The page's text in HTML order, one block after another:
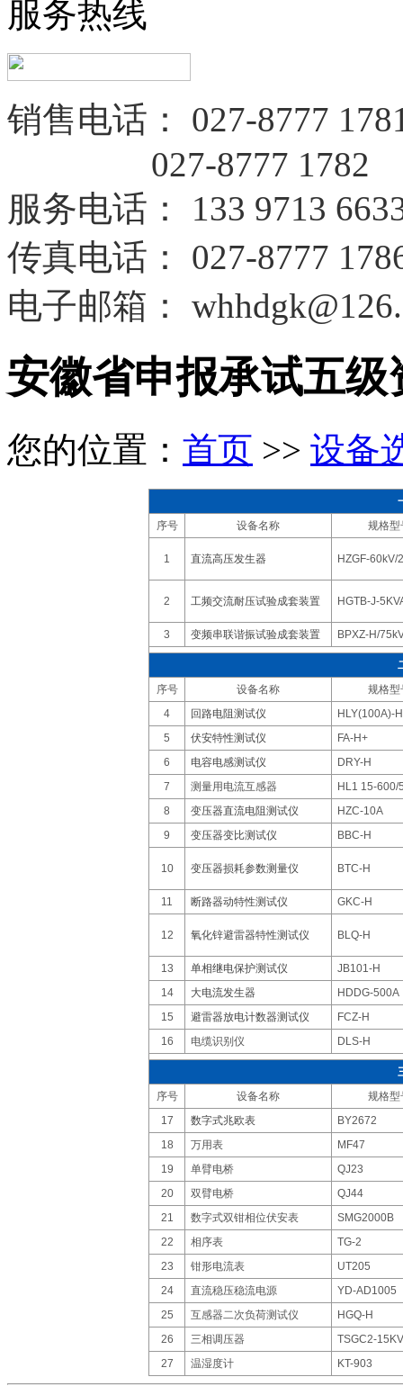
服务热线
销售电话：
027-8777
027-8777 1782
服务电话 ：
133 9713
传真电话： 027-8777
电子邮箱：
安徽省申报承试五
您的位置： 首页 >> 设备
序号
设备名称 规格型
1 直流高压发生器 HZGF-60kV/
2 工频交流耐压试验成套装置 HGTB-J-
3 变频串联谐振试验成套装置 BPXZ-H/
序号
设备名称
规格型
4
回路电阻测试仪
HLY(100A)-H
5
伏安特性测试仪
FA-H+
6
电容电感测试仪
DRY-H
7
测量用电流互感器
HL1 15-600/
8
变压器直流电阻测试仪
HZC-10A
9
变压器变比测试仪 BBC-H
10 变压器损耗参数测量仪 BTC-H
11 断路器动特性测试仪 GKC-H
12 氧化锌避雷器特性测试仪 BLQ-H
13 单相继电保护测试仪
JB101-H
14
大电流发生器
HDDG-500A
15
避雷器放电计数器测试仪
FCZ-H
16
电缆识别仪 DLS-H
序号
设备名称
规格型
17
数字式兆欧表
BY2672
18
万用表
MF47
19
单臂电桥
QJ23
20
双臂电桥
QJ44
21
数字式双钳相位伏安表
SMG2000B
22
相序表
TG-2
23
钳形电流表
UT205
24
直流稳压稳流电源
YD-AD1005
25
互感器二次负荷测试仪
HGQ-H
26
三相调压器
TSGC2-
27
温湿度计 KT-903